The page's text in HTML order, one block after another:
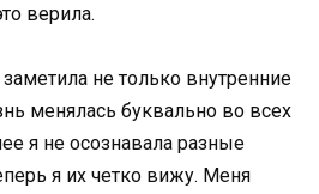
верила.
не только внутренние
менялась буквально во всех
я не осознавала разные
я их четко вижу. Меня